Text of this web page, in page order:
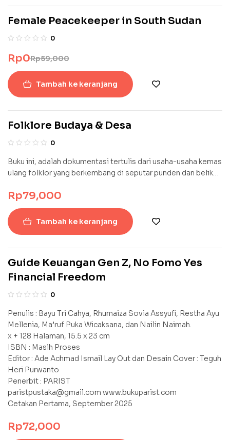
Female Peacekeeper in South Sudan
0
Rp59,000
Rp0
Tambah ke keranjang
Folklore Budaya & Desa
0
Buku ini, adalah dokumentasi tertulis dari usaha-usaha kemas
ulang folklor yang berkembang di seputar punden dan belik
langsung bagaimana usaha-usaha tersebut dikerjakan
dengan serius tapi santai, dengan kerja keras sembari tetap
menikmatinya dengan bahagia. Mereka melibatkan langsung
masyarakat di seputar punden dan belik untuk menggali
kemudian mengemas ulang folklor itu lewat media lain di luar
tradisi lisan. Lewat pembuatan film, kreasi seni pertunjukan,
terdokumentasikan dalam buku ini.
Rp79,000
Tambah ke keranjang
Guide Keuangan Gen Z, No Fomo Yes
Financial Freedom
0
Penulis : Bayu Tri Cahya, Rhumaiza Sovia Assyufi, Restha Ayu
Mellenia, Ma’ruf Puka Wicaksana, dan Nailin Naimah.
x + 128 Halaman, 15.5 x 23 cm
ISBN : Masih Proses
Editor : Ade Achmad Ismail Lay Out dan Desain Cover : Teguh
Heri Purwanto
Penerbit : PARIST
paristpustaka@gmail.com www.bukuparist.com
Cetakan Pertama, September 2025
Rp72,000